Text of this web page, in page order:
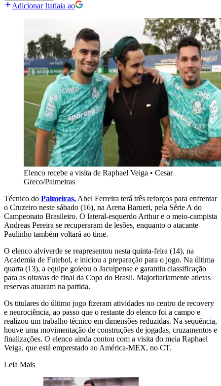
Adicionar Itatiaia ao
Elenco recebe a visita de Raphael Veiga • Cesar
Greco/Palmeiras
Técnico do Palmeiras, Abel Ferreira terá três reforços para enfrentar
o Cruzeiro neste sábado (16), na Arena Barueri, pela Série A do
Campeonato Brasileiro. O lateral-esquerdo Arthur e o meio-campista
Andreas Pereira se recuperaram de lesões, enquanto o atacante
Paulinho também voltará ao time.
O elenco alviverde se reapresentou nesta quinta-feira (14), na
Academia de Futebol, e iniciou a preparação para o jogo. Na última
quarta (13), a equipe goleou o Jacuipense e garantiu classificação
para as oitavas de final da Copa do Brasil. Majoritariamente atletas
reservas atuaram na partida.
Os titulares do último jogo fizeram atividades no centro de recovery
e neurociência, ao passo que o restante do elenco foi a campo e
realizou um trabalho técnico em dimensões reduzidas. Na sequência,
houve uma movimentação de construções de jogadas, cruzamentos e
finalizações. O elenco ainda contou com a visita do meia Raphael
Veiga, que está emprestado ao América-MEX, no CT.
Leia Mais